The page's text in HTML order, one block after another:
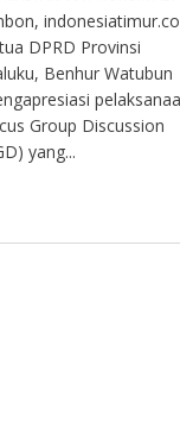
DPRD Provinsi
Benhur Watubun
Group Discussion
yang...